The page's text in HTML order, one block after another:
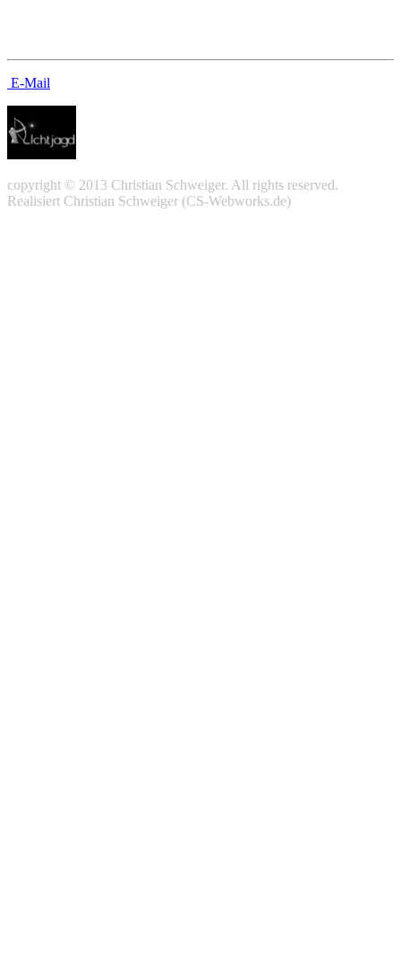
E-Mail
copyright © 2013 Christian Schweiger. All rights reserved.
Realisiert Christian Schweiger (CS-Webworks.de)